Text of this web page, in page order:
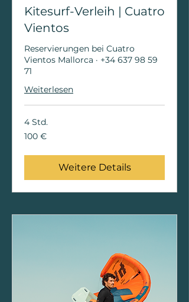
Kitesurf-Verleih | Cuatro
Vientos
Reservierungen bei Cuatro
Vientos Mallorca · +34 637 98 59
71
Weiterlesen
4 Std.
100
Euro
100 €
Weitere Details